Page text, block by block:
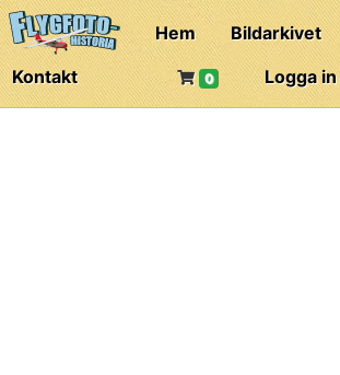
Hem Bildarkivet
Kontakt
Logga in
0